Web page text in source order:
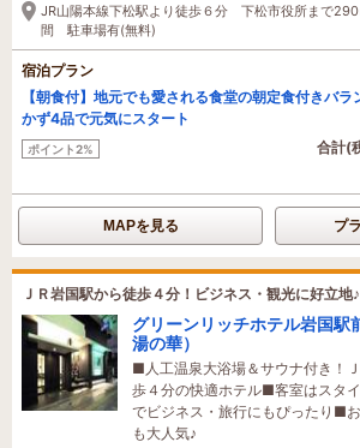
JR山陽本線下松駅より徒歩６分 下松市役所まで
間 駐車場有(無料)
宿泊プラン
【朝食付】地元でも愛される食堂の朝定食付きバ
かず4品で元気にスタート
ポイント2% 合計(
MAPを見る プ
ＪＲ岩国駅から徒歩４分！ビジネス・観光に好立地♪
グリーンリッチホテル岩国駅
湯の華）
■人工温泉大浴場＆サウナ付き！
歩４分の快適ホテル■客室はスタ
でビジネス・旅行にもぴったり■
も大人気♪